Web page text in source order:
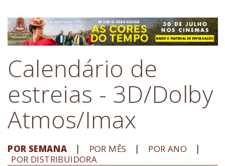
Calendário de
estreias - 3D/Dolby
Atmos/Imax
POR SEMANA POR MÊS
POR ANO
POR DISTRIBUIDORA